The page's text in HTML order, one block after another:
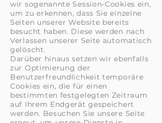
wir sogenannte Session-Cookies ein,
um zu erkennen, dass Sie einzelne
Seiten unserer Website bereits
besucht haben. Diese werden nach
Verlassen unserer Seite automatisch
gelöscht.
Darüber hinaus setzen wir ebenfalls
zur Optimierung der
Benutzerfreundlichkeit temporäre
Cookies ein, die für einen
bestimmten festgelegten Zeitraum
auf Ihrem Endgerät gespeichert
werden. Besuchen Sie unsere Seite